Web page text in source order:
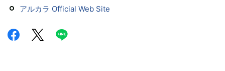
アルカラ Official Web Site